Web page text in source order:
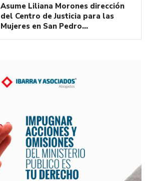
Asume Liliana Morones dirección
del Centro de Justicia para las
Mujeres en San Pedro…